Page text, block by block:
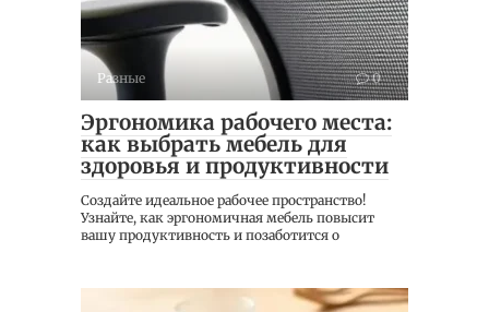
Разные 0
Эргономика рабочего места:
как выбрать мебель для
здоровья и продуктивности
Создайте идеальное рабочее пространство!
Узнайте, как эргономичная мебель повысит
вашу продуктивность и позаботится о